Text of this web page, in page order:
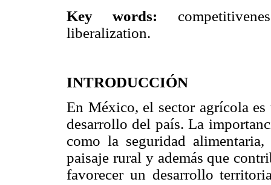
Key words:
liberalization.
INTRODUCCIÓN
En México, el sector agrícola
desarrollo del país. La
como la seguridad
paisaje rural y además que
favorecer un desarrollo